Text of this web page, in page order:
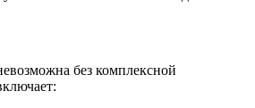
без комплексной